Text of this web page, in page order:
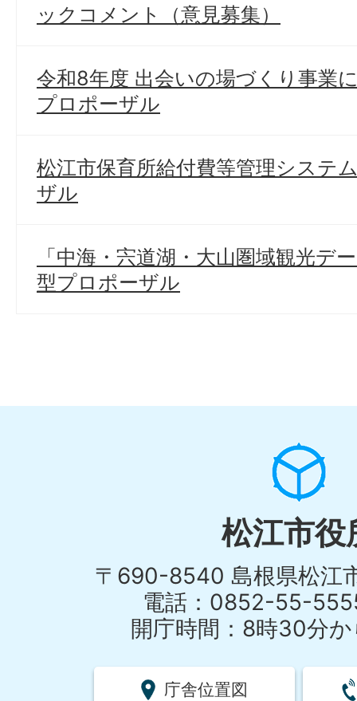
ックコメント（意見募集）
令和8年度 出会いの場づくり事業
プロポーザル
松江市保育所給付費等管理システ
ザル
「中海・宍道湖・大山圏域観光デ
型プロポーザル
松江市役
〒690-8540 島根県松江
電話：0852-55-
開庁時間：8時30分か
庁舎位置図